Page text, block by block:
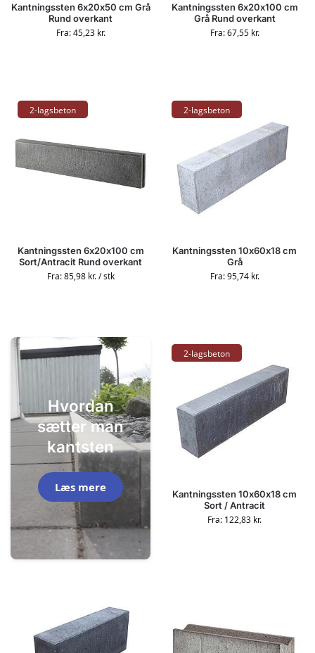
Kantningssten 6x20x50 cm Grå
Rund overkant
Fra:45,23 kr.
Kantningssten 6x20x100 cm
Grå Rund overkant
Fra:67,55 kr.
2-lagsbeton
Kantningssten 6x20x100 cm
Sort/Antracit Rund overkant
Fra:85,98 kr. / stk
2-lagsbeton
Kantningssten 10x60x18 cm
Grå
Fra:95,74 kr.
Hvordan
sætter man
kantsten
Læs mere
2-lagsbeton
Kantningssten 10x60x18 cm
Sort / Antracit
Fra: 122,83 kr.